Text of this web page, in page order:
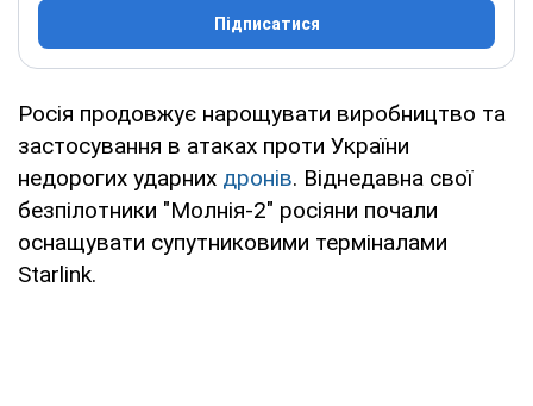
Підписатися
Росія продовжує нарощувати виробництво та
застосування в атаках проти України
недорогих ударних дронів. Віднедавна свої
безпілотники "Молнія-2" росіяни почали
оснащувати супутниковими терміналами
Starlink.